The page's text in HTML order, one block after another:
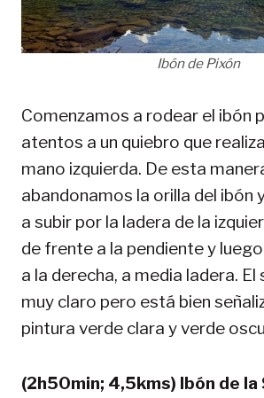
Ibón de Pixón
Comenzamos a rodear el ibón
atentos a un quiebro que
mano izquierda. De esta
abandonamos la orilla del ibón
a subir por la ladera de la
de frente a la pendiente y
a la derecha, a media ladera. El
muy claro pero está bien
pintura verde clara y verde
(2h50min; 4,5kms) Ibón de la